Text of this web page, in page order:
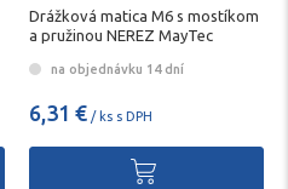
Drážková matica M6 s mostíkom
a pružinou NEREZ MayTec
na objednávku 14 dní
6,31 € / ks s DPH